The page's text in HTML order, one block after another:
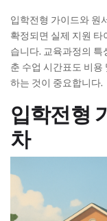
입학전형 가이드와 원
확정되면 실제 지원 타
습니다. 교육과정의
춘 수업 시간표도 비용
하는 것이 중요합니다.
입학전형
차